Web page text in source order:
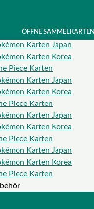
ÖFFNE SAMMELKARTEN
Karten Japan
Karten Korea
Piece Karten
Karten Japan
Karten Korea
Piece Karten
Karten Japan
Karten Korea
Piece Karten
Karten Japan
Karten Korea
Piece Karten